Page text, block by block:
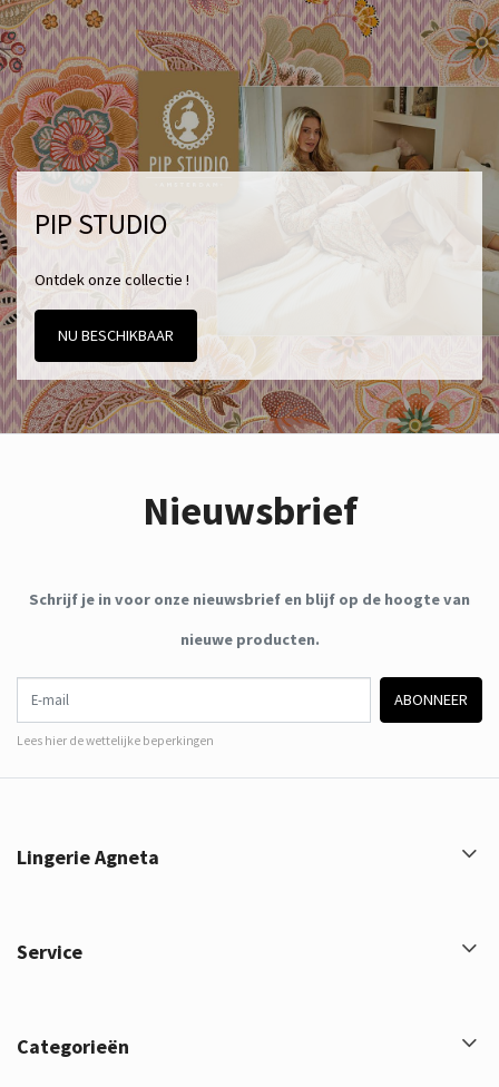
PIP STUDIO
Ontdek onze collectie !
NU BESCHIKBAAR
Nieuwsbrief
Schrijf je in voor onze nieuwsbrief en blijf op de hoogte van
nieuwe producten.
ABONNEER
Lees hier de wettelijke beperkingen
Lingerie Agneta
Service
Categorieën